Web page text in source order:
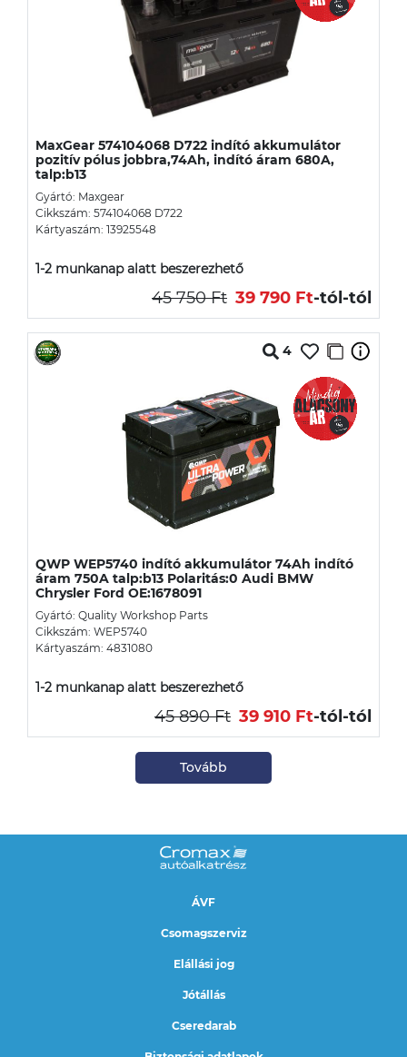
MaxGear 574104068 D722 indító akkumulátor
pozitív pólus jobbra,74Ah, indító áram 680A,
talp:b13
Gyártó: Maxgear
Cikkszám: 574104068 D722
Kártyaszám: 13925548
1-2 munkanap alatt beszerezhető
45 750 Ft 39 790 Ft-tól-tól
4
QWP WEP5740 indító akkumulátor 74Ah indító
áram 750A talp:b13 Polaritás:0 Audi BMW
Chrysler Ford OE:1678091
Gyártó: Quality Workshop Parts
Cikkszám: WEP5740
Kártyaszám: 4831080
1-2 munkanap alatt beszerezhető
45 890 Ft 39 910 Ft-tól-tól
Tovább
ÁVF
Csomagszerviz
Elállási jog
Jótállás
Cseredarab